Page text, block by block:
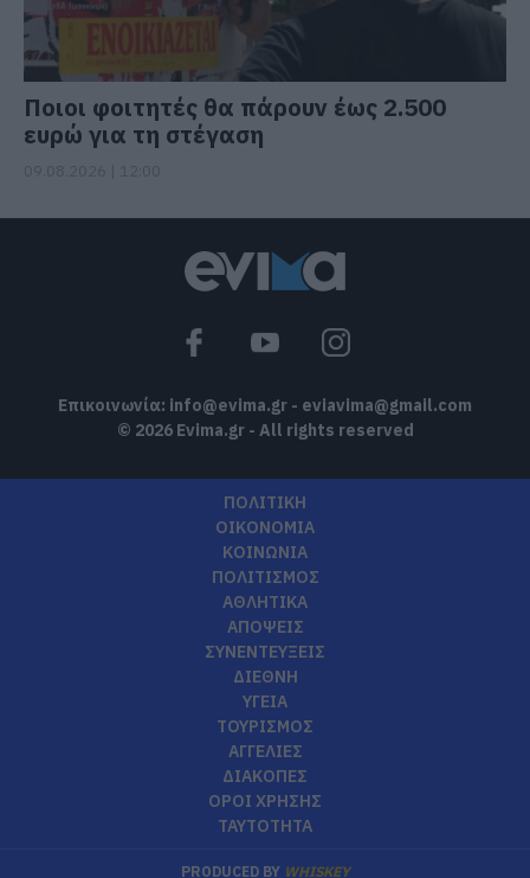
Ποιοι φοιτητές θα πάρουν έως 2.500
ευρώ για τη στέγαση
Επικοινωνία: info@evima.gr - eviavima@gmail.com
© 2026 Evima.gr - All rights reserved
ΠΟΛΙΤΙΚΗ
ΟΙΚΟΝΟΜΙΑ
ΚΟΙΝΩΝΙΑ
ΠΟΛΙΤΙΣΜΟΣ
ΑΘΛΗΤΙΚΑ
ΑΠΟΨΕΙΣ
ΣΥΝΕΝΤΕΥΞΕΙΣ
ΔΙΕΘΝΗ
ΥΓΕΙΑ
ΤΟΥΡΙΣΜΟΣ
ΑΓΓΕΛΙΕΣ
ΔΙΑΚΟΠΕΣ
ΟΡΟΙ ΧΡΗΣΗΣ
ΤΑΥΤΟΤΗΤΑ
PRODUCED BY WHISKEY